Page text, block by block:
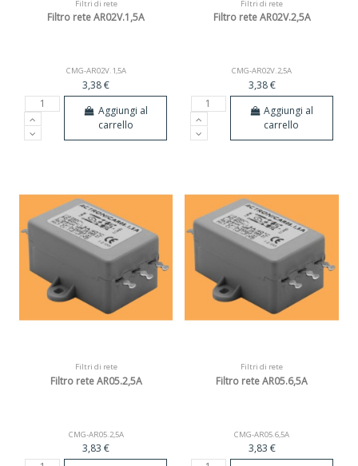
Filtri di rete
Filtro rete AR02V.1,5A
CMG-AR02V.1,5A
3,38 €
Aggiungi al
carrello
Filtri di rete
Filtro rete AR02V.2,5A
CMG-AR02V.2,5A
3,38 €
Aggiungi al
carrello
Filtri di rete
Filtro rete AR05.2,5A
CMG-AR05.2,5A
3,83 €
Filtri di rete
Filtro rete AR05.6,5A
CMG-AR05.6,5A
3,83 €